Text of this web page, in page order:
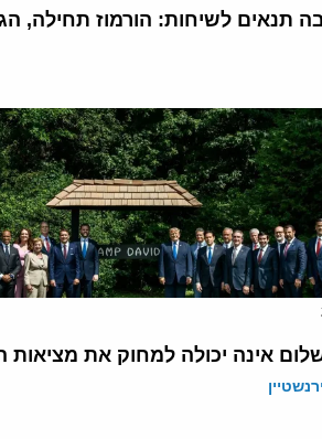
תנאים לשיחות: הורמוז תחילה,
אינה יכולה למחוק את